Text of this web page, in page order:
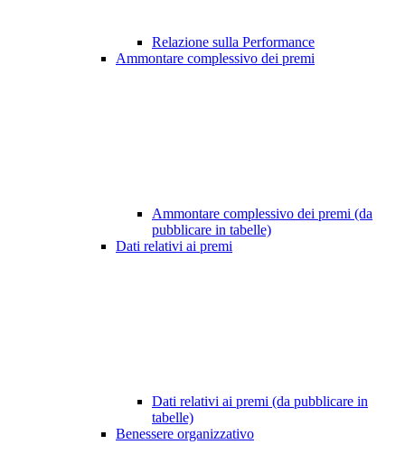
Relazione sulla Performance
Ammontare complessivo dei premi
Ammontare complessivo dei premi (da
pubblicare in tabelle)
Dati relativi ai premi
Dati relativi ai premi (da pubblicare in
tabelle)
Benessere organizzativo